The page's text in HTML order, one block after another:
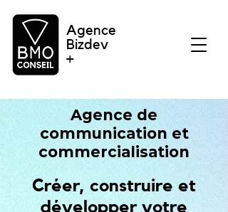
Agence
Bizdev
+
Agence de
communication et
commercialisation
Créer, construire et
développer votre